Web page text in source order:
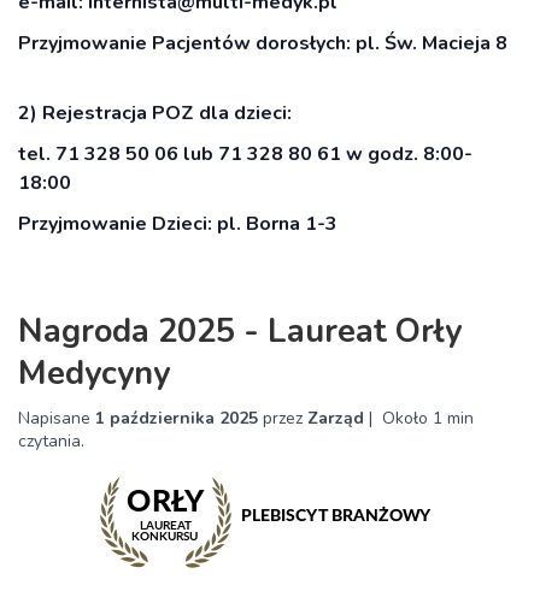
Przyjmowanie Pacjentów dorosłych: pl. Św. Macieja 8
2) Rejestracja POZ dla dzieci:
tel. 71 328 50 06 lub 71 328 80 61 w godz. 8:00-
18:00
Przyjmowanie Dzieci: pl. Borna 1-3
Nagroda 2025 - Laureat Orły
Medycyny
Napisane 1 października 2025 przez Zarząd | Około 1 min
czytania.